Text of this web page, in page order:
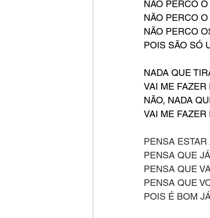
NÃO PERCO
NÃO PERCO
NÃO PERCO
POIS SÃO SÓ
NADA QUE
VAI ME FAZER
NÃO, NADA
VAI ME FAZER
PENSA ESTAR
PENSA QUE
PENSA QUE
PENSA QUE
POIS É BOM